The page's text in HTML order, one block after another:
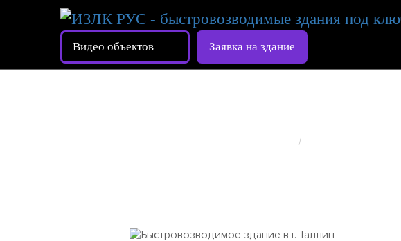
Видео объектов Заявка на здание